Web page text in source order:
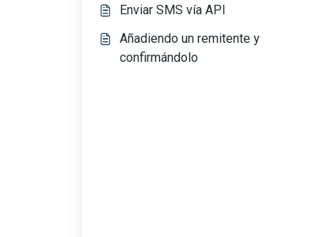
Enviar SMS vía API
Añadiendo un remitente y
confirmándolo